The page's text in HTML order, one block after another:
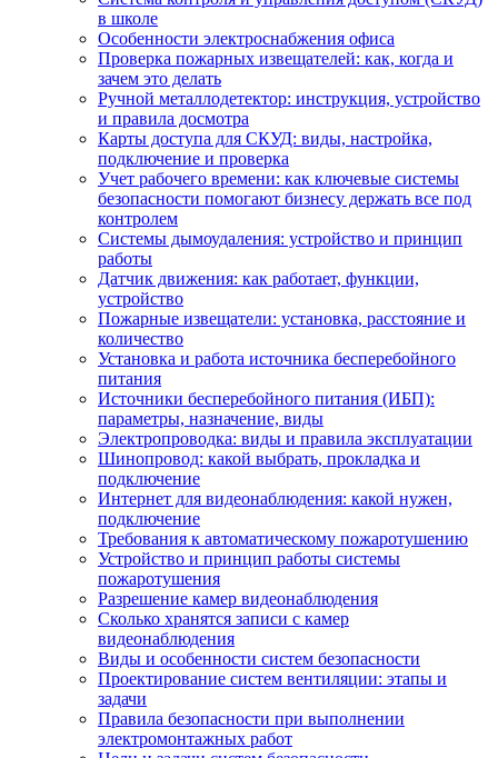
в школе
Особенности электроснабжения офиса
Проверка пожарных извещателей: как, когда и
зачем это делать
Ручной металлодетектор: инструкция, устройство
и правила досмотра
Карты доступа для СКУД: виды, настройка,
подключение и проверка
Учет рабочего времени: как ключевые системы
безопасности помогают бизнесу держать все под
контролем
Системы дымоудаления: устройство и принцип
работы
Датчик движения: как работает, функции,
устройство
Пожарные извещатели: установка, расстояние и
количество
Установка и работа источника бесперебойного
питания
Источники бесперебойного питания (ИБП):
параметры, назначение, виды
Электропроводка: виды и правила эксплуатации
Шинопровод: какой выбрать, прокладка и
подключение
Интернет для видеонаблюдения: какой нужен,
подключение
Требования к автоматическому пожаротушению
Устройство и принцип работы системы
пожаротушения
Разрешение камер видеонаблюдения
Сколько хранятся записи с камер
видеонаблюдения
Виды и особенности систем безопасности
Проектирование систем вентиляции: этапы и
задачи
Правила безопасности при выполнении
электромонтажных работ